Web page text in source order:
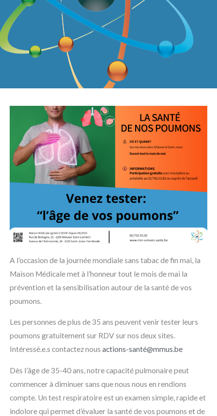
A l’occasion de la journée mondiale sans tabac de fin mai, la
Maison Médicale met à l’honneur tout le mois de mai la
prévention et la sensibilisation autour de la santé de vos
poumons.
Les personnes de plus de 35 ans peuvent venir tester leurs
poumons gratuitement sur RDV sur nos deux sites.
Intéressé.e.s contactez nous actions-santé@mmus.be
Dès l’âge de 35-40 ans, notre capacité pulmonaire peut
commencer à diminuer sans que nous nous en rendions
compte. Un test respiratoire est un examen simple, rapide et
indolore qui permet d’évaluer la santé de vos poumons et de